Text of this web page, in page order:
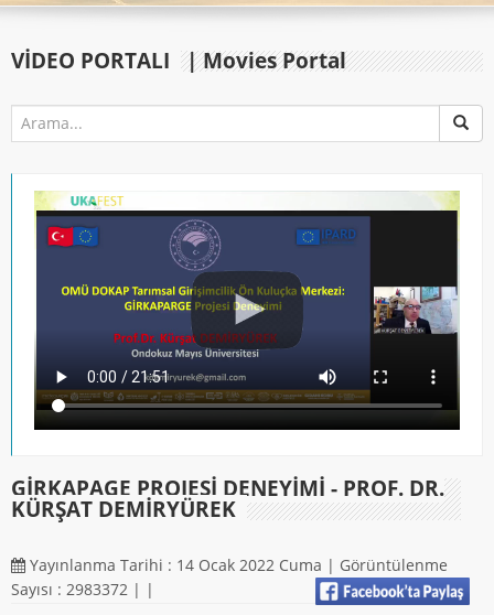
VIDEO PORTALI | Movies Portal
GİRKAPAGE PROJESI DENEYIMI - PROF. DR.
KÜRŞAT DEMİRYÜREK
Yayınlanma Tarihi : 14 Ocak 2022 Cuma | Görüntülenme
Sayısı : 2983372 | |